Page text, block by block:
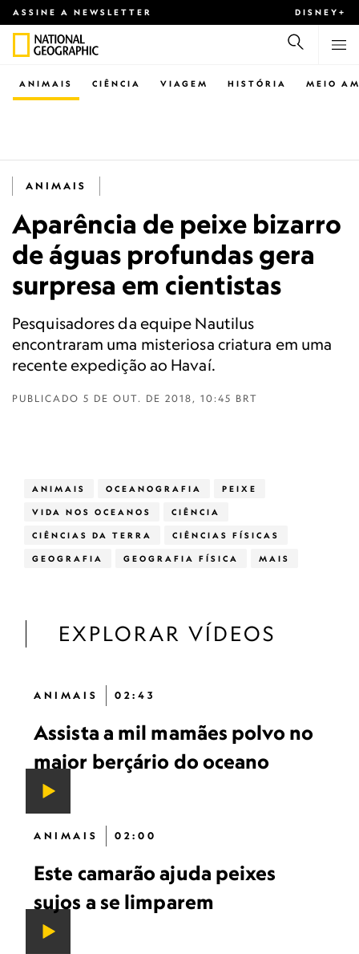
ASSINE A NEWSLETTER DISNEY+
CIÊNCIA VIAGEM
ANIMAIS HISTÓRIA MEIO
ANIMAIS
Aparência de peixe bizarro
de águas profundas gera
surpresa em cientistas
Pesquisadores da equipe Nautilus
encontraram uma misteriosa criatura em uma
recente expedição ao Havaí.
PUBLICADO 5 DE OUT. DE 2018, 10:45 BRT
ANIMAIS OCEANOGRAFIA PEIXE
VIDA NOS OCEANOS CIÊNCIA
CIÊNCIAS DA TERRA CIÊNCIAS FÍSICAS
GEOGRAFIA GEOGRAFIA FÍSICA MAIS
EXPLORAR VÍDEOS
ANIMAIS 02:43
Assista a mil mamães polvo no
maior berçário do oceano
ANIMAIS 02:00
Este camarão ajuda peixes
sujos a se limparem